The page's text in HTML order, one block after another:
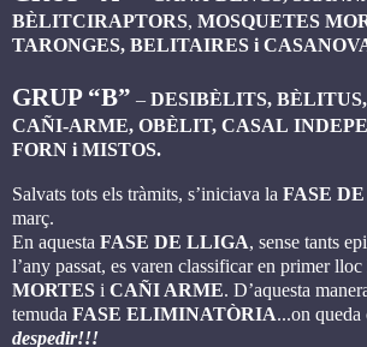
BÈLITCIRAPTORS, MOSQUETES
TARONGES, BELITAIRES i
GRUP “B” – DESIBÈLITS,
CAÑI-ARME, OBÈLIT, CASAL
FORN i MISTOS.
Salvats tots els tràmits, s’iniciava la FASE
març.
En aquesta FASE DE LLIGA, sense tants
l’any passat, es varen classificar en primer lloc
MORTES i CAÑI ARME. D’aquesta
temuda FASE ELIMINATÒRIA...on queda
despedir!!!